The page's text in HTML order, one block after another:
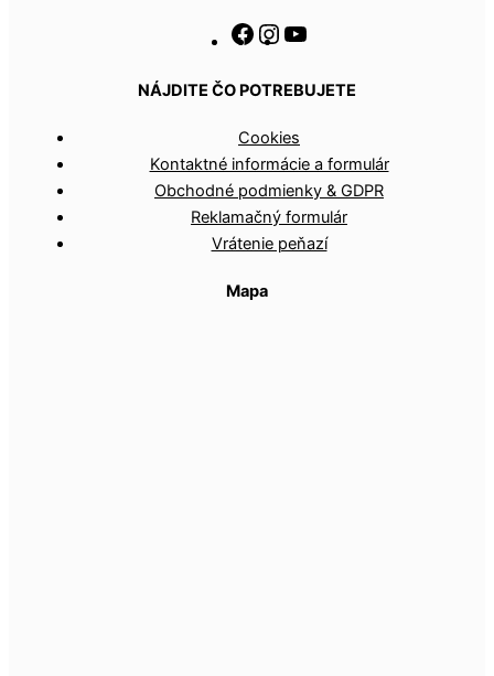
NÁJDITE ČO POTREBUJETE
Cookies
Kontaktné informácie a formulár
Obchodné podmienky & GDPR
Reklamačný formulár
Vrátenie peňazí
Mapa